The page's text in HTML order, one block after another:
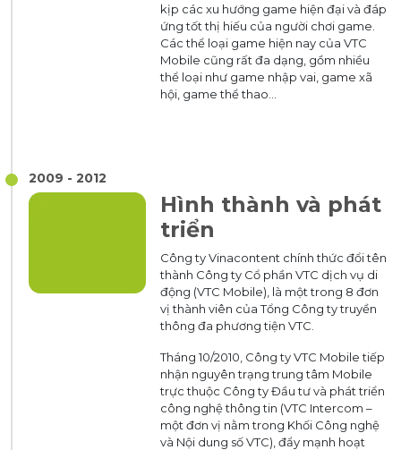
kịp các xu hướng game hiện đại và đáp
ứng tốt thị hiếu của người chơi game.
Các thể loại game hiện nay của VTC
Mobile cũng rất đa dạng, gồm nhiều
thể loại như game nhập vai, game xã
hội, game thể thao...
2009 - 2012
Hình thành và phát
triển
Công ty Vinacontent chính thức đổi tên
thành Công ty Cổ phần VTC dịch vụ di
động (VTC Mobile), là một trong 8 đơn
vị thành viên của Tổng Công ty truyền
thông đa phương tiện VTC.
Tháng 10/2010, Công ty VTC Mobile tiếp
nhận nguyên trạng trung tâm Mobile
trực thuộc Công ty Đầu tư và phát triển
công nghệ thông tin (VTC Intercom –
một đơn vị nằm trong Khối Công nghệ
và Nội dung số VTC), đẩy mạnh hoạt